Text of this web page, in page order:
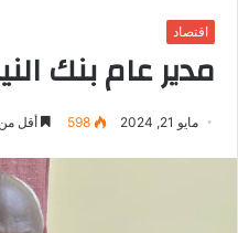
اقتصاد
مدير عام بنك
مايو 21, 2024 598 أقل